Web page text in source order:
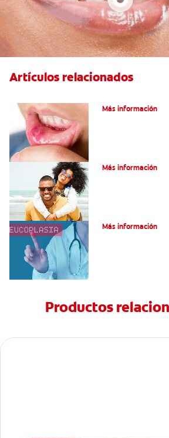
Artículos relacionados
Más información
Más información
Más información
Productos